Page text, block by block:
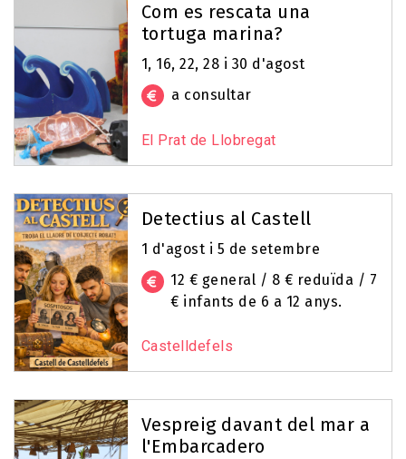
Com es rescata una
tortuga marina?
1, 16, 22, 28 i 30 d'agost
a consultar
El Prat de Llobregat
Detectius al Castell
1 d'agost i 5 de setembre
12 € general / 8 € reduïda / 7
€ infants de 6 a 12 anys.
Castelldefels
Vespreig davant del mar a
l'Embarcadero